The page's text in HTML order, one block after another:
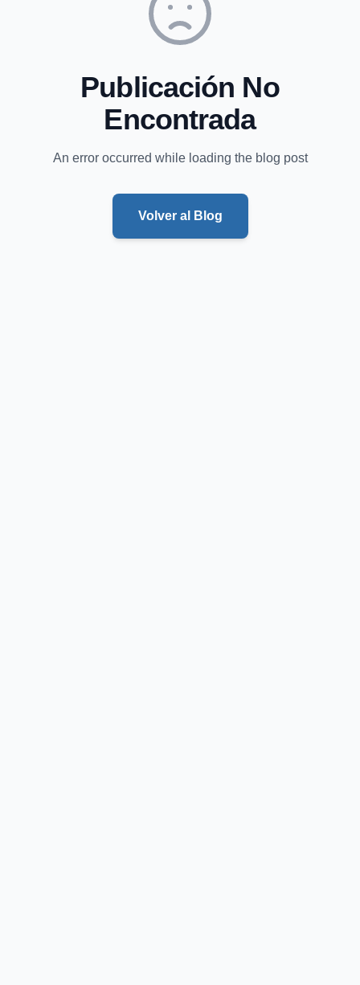
Publicación No
Encontrada
An error occurred while loading the blog post
Volver al Blog